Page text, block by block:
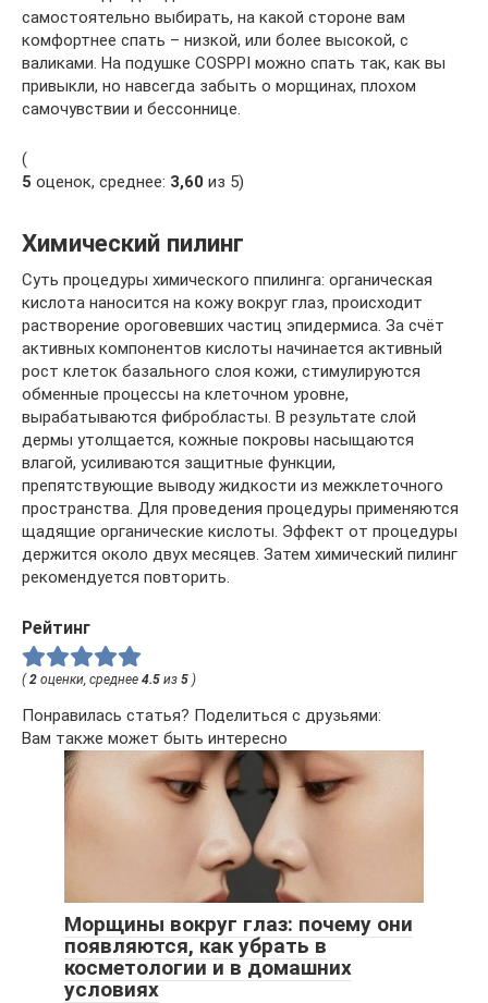
самостоятельно выбирать, на какой стороне вам
комфортнее спать – низкой, или более высокой, с
валиками. На подушке COSPPI можно спать так, как вы
привыкли, но навсегда забыть о морщинах, плохом
самочувствии и бессоннице.
(
5 оценок, среднее: 3,60 из 5)
Химический пилинг
Суть процедуры химического ппилинга: органическая
кислота наносится на кожу вокруг глаз, происходит
растворение ороговевших частиц эпидермиса. За счёт
активных компонентов кислоты начинается активный
рост клеток базального слоя кожи, стимулируются
обменные процессы на клеточном уровне,
вырабатываются фибробласты. В результате слой
дермы утолщается, кожные покровы насыщаются
влагой, усиливаются защитные функции,
препятствующие выводу жидкости из межклеточного
пространства. Для проведения процедуры применяются
щадящие органические кислоты. Эффект от процедуры
держится около двух месяцев. Затем химический пилинг
рекомендуется повторить.
Рейтинг
(2 оценки, среднее 4.5 из 5 )
Понравилась статья? Поделиться с друзьями:
Вам также может быть интересно
Морщины вокруг глаз: почему они
появляются, как убрать в
косметологии и в домашних
условиях